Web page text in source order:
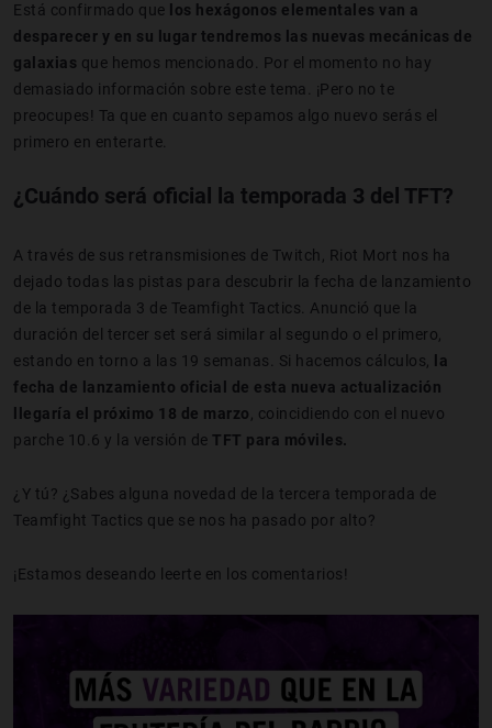
Está confirmado que
los hexágonos elementales van a
desparecer y en su lugar tendremos las nuevas mecánicas de
galaxias que hemos mencionado. Por el momento no hay
demasiado información sobre este tema. ¡Pero no te
preocupes! Ta que en cuanto sepamos algo nuevo serás el
primero en enterarte.
¿Cuándo será oficial la temporada 3 del TFT?
A través de sus retransmisiones de Twitch, Riot Mort nos ha
dejado todas las pistas para descubrir la fecha de lanzamiento
de la temporada 3 de Teamfight Tactics. Anunció que la
duración del tercer set será similar al segundo o el primero,
estando en torno a las 19 semanas. Si hacemos cálculos,
la
fecha de lanzamiento oficial de esta nueva actualización
llegaría el próximo 18 de marzo , coincidiendo con el nuevo
parche 10.6 y la versión de TFT para móviles.
¿Y tú? ¿Sabes alguna novedad de la tercera temporada de
Teamfight Tactics que se nos ha pasado por alto?
¡Estamos deseando leerte en los comentarios!